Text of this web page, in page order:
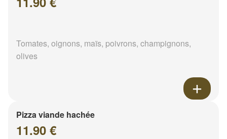
Tomates, oignons, maïs, poivrons, champignons,
olives
Pizza viande hachée
11.90 €